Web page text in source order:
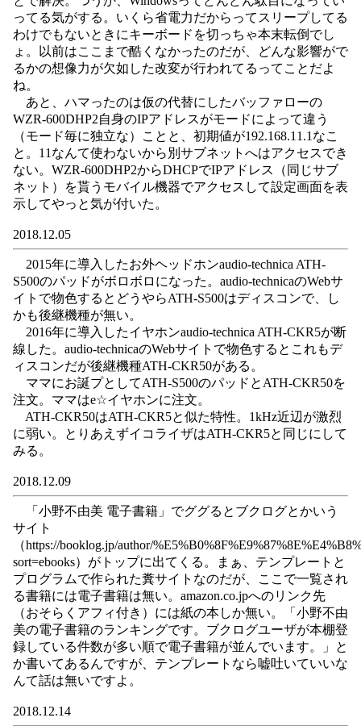
ってる気がする。いくら省電力だからってスリープしてる
わけでもないときにキーボードを切っちゃ本末転倒でし
ょ。以前はここまで酷くなかったのだが、どんな影響がで
るかの想像力が欠如した改変が行われてるってことだよ
ね。
あと、ハマったのは仮の代替にしたバッファローの
WZR-600DHP2自身のIPアドレスがモードによって違う
（モード毎に独立な）ことと、初期値が192.168.11.1なこ
と。11なんて使わないから別サブネットへはアクセスでき
ない。WZR-600DHP2からDHCPでIPアドレス（同じサブ
ネット）を貰うモバイル機器でアクセスして設定画面を表
示してやっと気が付いた。
2018.12.05
2015年に導入したお外ヘッドホンaudio-technica ATH-
S500のパッドがボロボロになった。audio-technicaのWebサ
イトで物色するとどうやらATH-S500はディスコンで、し
かも後継機種が無い。
2016年に導入したイヤホンaudio-technica ATH-CKR5が断
線した。audio-technicaのWebサイトで物色するとこれもデ
ィスコンだが後継機種ATH-CKR50がある。
ママにお誕プとしてATH-S500のパッドとATH-CKR50を
注文。ママはe☆イヤホンに注文。
ATH-CKR50はATH-CKR5と似た特性。1kHz近辺が激烈
に弱い。とりあえずイコライザはATH-CKR5と同じにして
みる。
2018.12.09
「小野不由美 電子書籍」でググるとブクログとかいう
サイト
（https://booklog.jp/author/
sort=ebooks）がトップに出てくる。まぁ、テンプレートと
プログラムで作られた糞サイトなのだが、ここで一覧され
る書籍には電子書籍は無い。amazon.co.jpへのリンク先
（おそらくアフィ付き）には紙の本しか無い。「小野不由
美の電子書籍のランキングです。ブクログユーザが本棚登
録している件数が多い順で電子書籍が並んでいます。」と
か書いてあるんですが、テンプレートなら嘘吐いていいな
んて話は無いですよ。
2018.12.14